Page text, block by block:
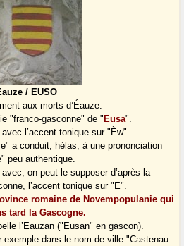
/ EUSO
aux morts d’Éauze.
"franco-gasconne" de " Eusa".
l’accent tonique sur "Èw".
a conduit, hélas, à une prononciation
peu authentique.
on peut le supposer d’après la
l’accent tonique sur "E".
romaine de Novempopulanie qui
tard la Gascogne.
l’Eauzan ("Eusan" en gascon).
dans le nom de ville "Castenau